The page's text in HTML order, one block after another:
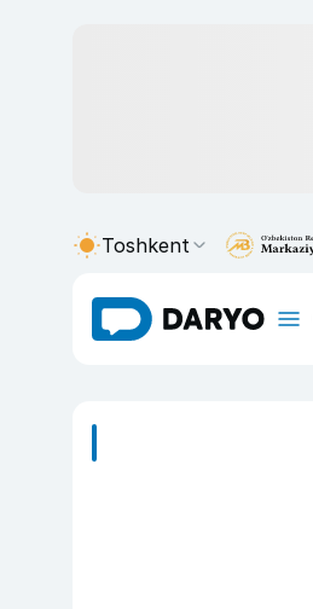
Toshkent